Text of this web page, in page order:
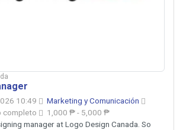
10:49
Marketing y Comunicación
completo
1,000 ₱ - 5,000 ₱
manager at Logo Design Canada. So